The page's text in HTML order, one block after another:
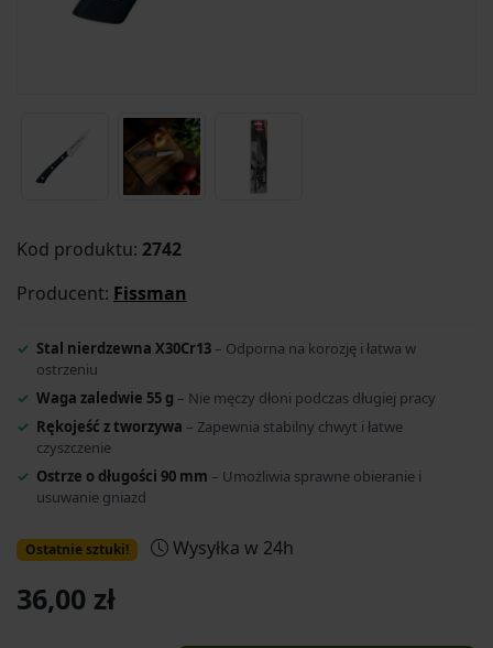
Kod produktu: 2742
Producent: Fissman
Stal nierdzewna X30Cr13 – Odporna na korozję i łatwa w
ostrzeniu
Waga zaledwie 55 g – Nie męczy dłoni podczas długiej pracy
Rękojeść z tworzywa – Zapewnia stabilny chwyt i łatwe
czyszczenie
Ostrze o długości 90 mm – Umożliwia sprawne obieranie i
usuwanie gniazd
Ostatnie sztuki! Wysyłka w 24h
36,00 zł